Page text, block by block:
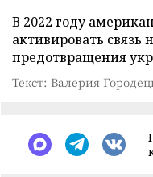
В 2022 году
активировать
предотвращения
Текст: Валерия